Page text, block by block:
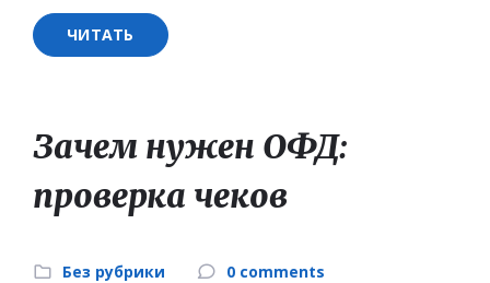
ЧИТАТЬ
Зачем нужен ОФД:
проверка чеков
Без рубрики 0 comments